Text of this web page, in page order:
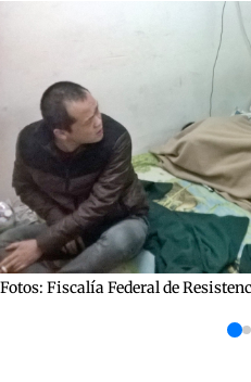
Fotos: Fiscalía Federal de